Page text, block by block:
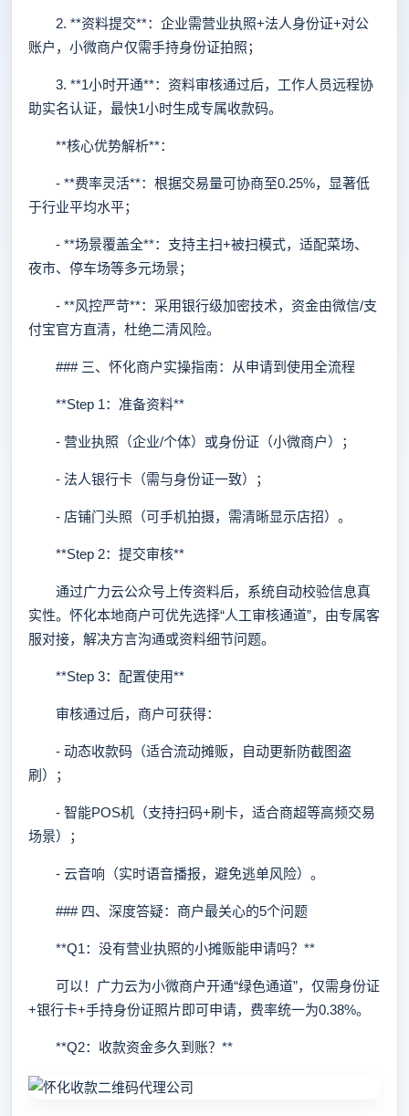
2. **资料提交**：企业需营业执照+法人身份证+对公
账户，小微商户仅需手持身份证拍照；
3. **1小时开通**：资料审核通过后，工作人员远程协
助实名认证，最快1小时生成专属收款码。
**核心优势解析**：
- **费率灵活**：根据交易量可协商至0.25%，显著低
于行业平均水平；
- **场景覆盖全**：支持主扫+被扫模式，适配菜场、
夜市、停车场等多元场景；
- **风控严苛**：采用银行级加密技术，资金由微信/支
付宝官方直清，杜绝二清风险。
### 三、怀化商户实操指南：从申请到使用全流程
**Step 1：准备资料**
- 营业执照（企业/个体）或身份证（小微商户）；
- 法人银行卡（需与身份证一致）；
- 店铺门头照（可手机拍摄，需清晰显示店招）。
**Step 2：提交审核**
通过广力云公众号上传资料后，系统自动校验信息真
实性。怀化本地商户可优先选择“人工审核通道”，由专属客
服对接，解决方言沟通或资料细节问题。
**Step 3：配置使用**
审核通过后，商户可获得：
- 动态收款码（适合流动摊贩，自动更新防截图盗
刷）；
- 智能POS机（支持扫码+刷卡，适合商超等高频交易
场景）；
- 云音响（实时语音播报，避免逃单风险）。
### 四、深度答疑：商户最关心的5个问题
**Q1：没有营业执照的小摊贩能申请吗？**
可以！广力云为小微商户开通“绿色通道”，仅需身份证
+银行卡+手持身份证照片即可申请，费率统一为0.38%。
**Q2：收款资金多久到账？**